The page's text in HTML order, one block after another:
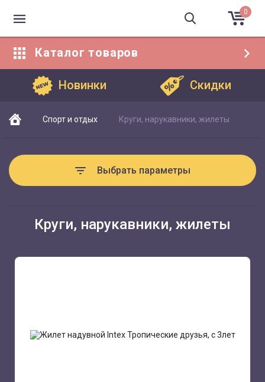
0
Каталог товаров
Новинки Скидки
Спорт и отдых Круги, нарукавники, жилеты
Выбрать параметры
Круги, нарукавники, жилеты